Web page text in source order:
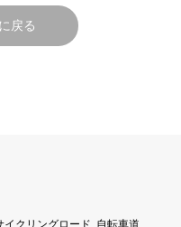
戻る
イクリングロード, 自転車道